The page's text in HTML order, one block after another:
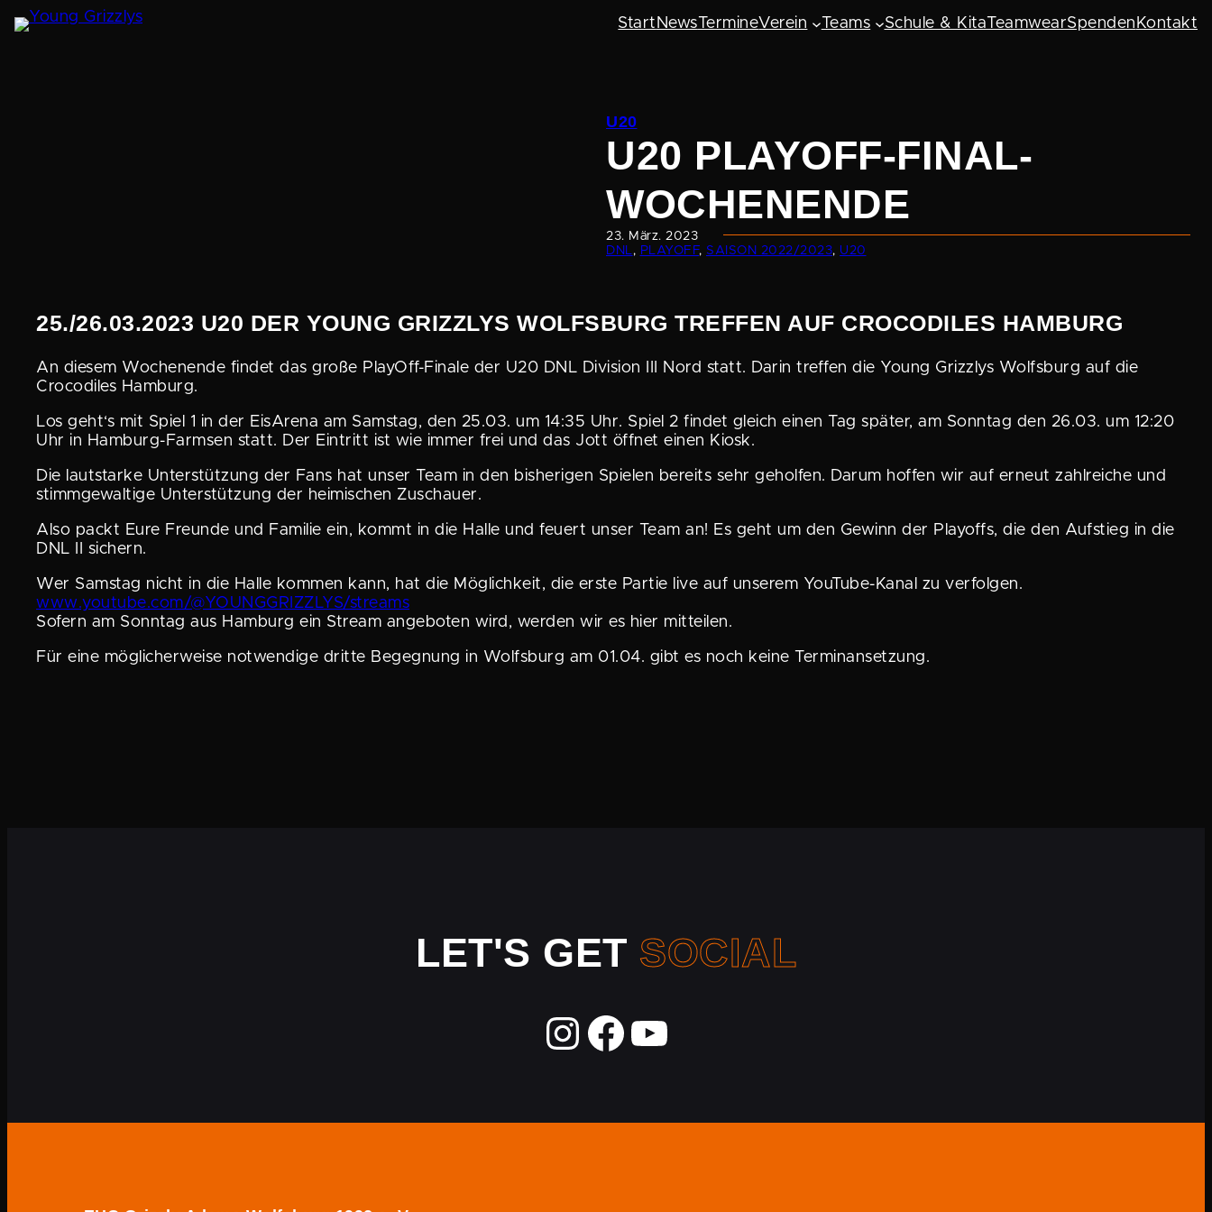
Start NewsTermineVerein Teams Schule & KitaTeamwearSpenden Kontakt
U20
U20 PLAYOFF-FINAL-
WOCHEN­ENDE
23. März. 2023
DNL, PLAYOFF, SAISON 2022/2023, U20
25./26.03.2023 U20 DER YOUNG GRIZZLYS WOLFSBURG TREFFEN AUF CROCO­DILES HAMBURG
An diesem Wochen­ende findet das große PlayOff-Finale der U20 DNL Division III Nord statt. Darin treffen die Young Grizzlys Wolfsburg auf die
Croco­diles Hamburg.
Los geht‘s mit Spiel 1 in der EisArena am Samstag, den 25.03. um 14:35 Uhr. Spiel 2 findet gleich einen Tag später, am Sonntag den 26.03. um 12:20
Uhr in Hamburg-Farmsen statt. Der Eintritt ist wie immer frei und das Jott öffnet einen Kiosk.
Die lautstarke Unter­stüt­zung der Fans hat unser Team in den bishe­rigen Spielen bereits sehr geholfen. Darum hoffen wir auf erneut zahlreiche und
stimm­ge­wal­tige Unter­stüt­zung der heimi­schen Zuschauer.
Also packt Eure Freunde und Familie ein, kommt in die Halle und feuert unser Team an! Es geht um den Gewinn der Playoffs, die den Aufstieg in die
DNL II sichern.
Wer Samstag nicht in die Halle kommen kann, hat die Möglich­keit, die erste Partie live auf unserem YouTube-Kanal zu verfolgen.
www.youtube.com/@YOUNGGRIZZLYS/streams
Sofern am Sonntag aus Hamburg ein Stream angeboten wird, werden wir es hier mitteilen.
Für eine mögli­cher­weise notwen­dige dritte Begegnung in Wolfsburg am 01.04. gibt es noch keine Terminansetzung.
LET'S GET SOCIAL